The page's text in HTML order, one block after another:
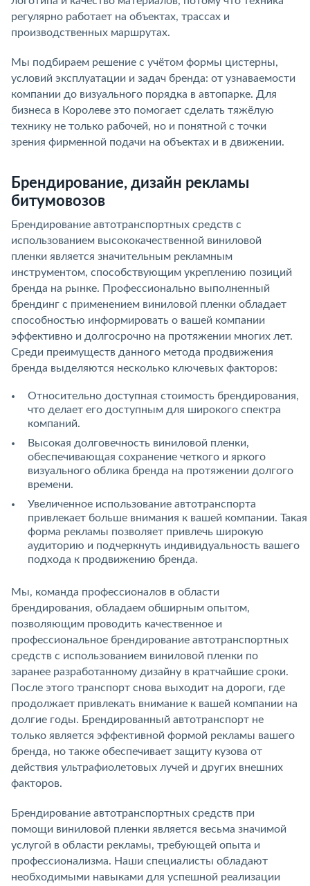
регулярно работает на объектах, трассах и
производственных маршрутах.
Мы подбираем решение с учётом формы цистерны,
условий эксплуатации и задач бренда: от узнаваемости
компании до визуального порядка в автопарке. Для
бизнеса в Королеве это помогает сделать тяжёлую
технику не только рабочей, но и понятной с точки
зрения фирменной подачи на объектах и в движении.
Брендирование, дизайн рекламы
битумовозов
Брендирование автотранспортных средств с
использованием высококачественной виниловой
пленки является значительным рекламным
инструментом, способствующим укреплению позиций
бренда на рынке. Профессионально выполненный
брендинг с применением виниловой пленки обладает
способностью информировать о вашей компании
эффективно и долгосрочно на протяжении многих лет.
Среди преимуществ данного метода продвижения
бренда выделяются несколько ключевых факторов:
Относительно доступная стоимость брендирования,
что делает его доступным для широкого спектра
компаний.
Высокая долговечность виниловой пленки,
обеспечивающая сохранение четкого и яркого
визуального облика бренда на протяжении долгого
времени.
Увеличенное использование автотранспорта
привлекает больше внимания к вашей компании. Такая
форма рекламы позволяет привлечь широкую
аудиторию и подчеркнуть индивидуальность вашего
подхода к продвижению бренда.
Мы, команда профессионалов в области
брендирования, обладаем обширным опытом,
позволяющим проводить качественное и
профессиональное брендирование автотранспортных
средств с использованием виниловой пленки по
заранее разработанному дизайну в кратчайшие сроки.
После этого транспорт снова выходит на дороги, где
продолжает привлекать внимание к вашей компании на
долгие годы. Брендированный автотранспорт не
только является эффективной формой рекламы вашего
бренда, но также обеспечивает защиту кузова от
действия ультрафиолетовых лучей и других внешних
факторов.
Брендирование автотранспортных средств при
помощи виниловой пленки является весьма значимой
услугой в области рекламы, требующей опыта и
профессионализма. Наши специалисты обладают
необходимыми навыками для успешной реализации